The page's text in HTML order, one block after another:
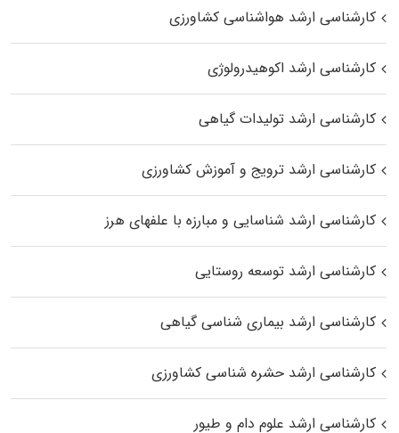
کارشناسی ارشد هواشناسی کشاورزی
کارشناسی ارشد اکوهیدرولوژی
کارشناسی ارشد تولیدات گیاهی
کارشناسی ارشد ترویج و آموزش کشاورزی
کارشناسی ارشد شناسایی و مبارزه با علفهای هرز
کارشناسی ارشد توسعه روستایی
کارشناسی ارشد بیماری‌ شناسی گیاهی
کارشناسی ارشد حشره‌ شناسی کشاورزی
کارشناسی ارشد علوم دام و طیور